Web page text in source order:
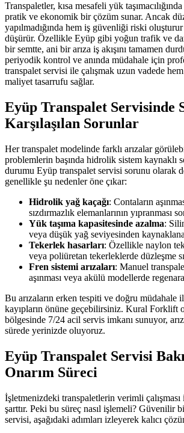
Transpaletler, kısa mesafeli yük
pratik ve ekonomik bir çözüm sunar. Ancak
yapılmadığında hem iş güvenliği riski
düşürür. Özellikle Eyüp gibi yoğun trafik ve
bir semtte, ani bir arıza iş akışını tamamen
periyodik kontrol ve anında müdahale için
transpalet servisi ile çalışmak uzun vadede
maliyet tasarrufu sağlar.
Eyüp Transpalet Servisinde
Karşılaşılan Sorunlar
Her transpalet modelinde farklı arızalar
problemlerin başında hidrolik sistem kaynaklı
durumu Eyüp transpalet servisi sorunu olarak
genellikle şu nedenler öne çıkar:
Hidrolik yağ kaçağı: Contaların
sızdırmazlık elemanlarının yıpranması
Yük taşıma kapasitesinde azalma:
veya düşük yağ seviyesinden
Tekerlek hasarları: Özellikle naylon
veya poliüretan tekerleklerde düzleşme
Fren sistemi arızaları: Manuel
aşınması veya akülü modellerde
Bu arızaların erken tespiti ve doğru müdahale
kayıpların önüne geçebilirsiniz. Kural Forklift
bölgesinde 7/24 acil servis imkanı sunuyor,
sürede yerinizde oluyoruz.
Eyüp Transpalet Servisi
Onarım Süreci
İşletmenizdeki transpaletlerin verimli
şarttır. Peki bu süreç nasıl işlemeli? Güvenilir
servisi, aşağıdaki adımları izleyerek kalıcı